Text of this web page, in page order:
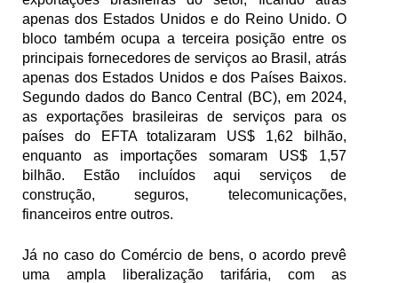
apenas dos Estados Unidos e do Reino Unido. O
bloco também ocupa a terceira posição entre os
principais fornecedores de serviços ao Brasil, atrás
apenas dos Estados Unidos e dos Países Baixos.
Segundo dados do Banco Central (BC), em 2024,
as exportações brasileiras de serviços para os
países do EFTA totalizaram US$ 1,62 bilhão,
enquanto as importações somaram US$ 1,57
bilhão. Estão incluídos aqui serviços de
construção, seguros, telecomunicações,
financeiros entre outros.
Já no caso do Comércio de bens, o acordo prevê
uma ampla liberalização tarifária, com as